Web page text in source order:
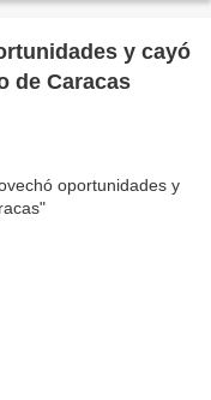
y cayó
de Caracas